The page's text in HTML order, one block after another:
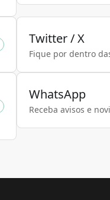
Twitter / X
Fique por dentro
WhatsApp
Receba avisos e